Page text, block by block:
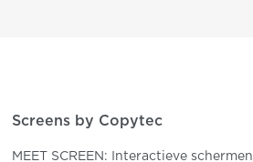
Screens by Copytec
MEET SCREEN: Interactieve schermen